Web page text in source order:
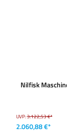
Nilfisk
UVP:3.122,53 €*
2.060,88 €*